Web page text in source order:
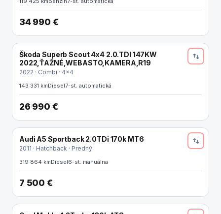
34 990 €
Škoda Superb Scout 4x4 2.0.TDI 147KW
2022,ŤAŽNÉ,WEBASTO,KAMERA,R19
2022 · Combi · 4x4
143 331 kmDiesel7-st. automatická
26 990 €
Audi A5 Sportback 2.0TDi 170k MT6
2011 · Hatchback · Predný
319 864 kmDiesel6-st. manuálna
7 500 €